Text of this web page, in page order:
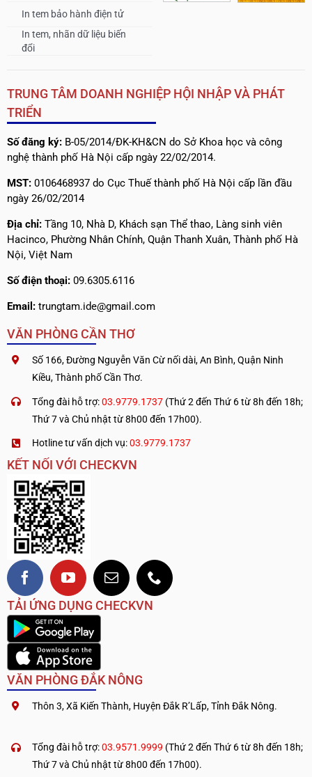
In tem bảo hành điện tử
In tem, nhãn dữ liệu biến
đổi
TRUNG TÂM DOANH NGHIỆP HỘI NHẬP VÀ PHÁT
TRIỂN
Số đăng ký: B-05/2014/ĐK-KH&CN do Sở Khoa học và công
nghệ thành phố Hà Nội cấp ngày 22/02/2014.
MST: 0106468937 do Cục Thuế thành phố Hà Nội cấp lần đầu
ngày 26/02/2014
Địa chỉ: Tầng 10, Nhà D, Khách sạn Thể thao, Làng sinh viên
Hacinco, Phường Nhân Chính, Quận Thanh Xuân, Thành phố Hà
Nội, Việt Nam
Số điện thoại: 09.6305.6116
Email: trungtam.ide@gmail.com
VĂN PHÒNG CẦN THƠ
Số 166, Đường Nguyễn Văn Cừ nối dài, An Bình, Quận Ninh
Kiều, Thành phố Cần Thơ.
Tổng đài hỗ trợ:03.9779.1737 (Thứ 2 đến Thứ 6 từ 8h đến 18h;
Thứ 7 và Chủ nhật từ 8h00 đến 17h00).
Hotline tư vấn dịch vụ:03.9779.1737
KẾT NỐI VỚI CHECKVN
TẢI ỨNG DỤNG CHECKVN
VĂN PHÒNG ĐẮK NÔNG
Thôn 3, Xã Kiến Thành, Huyện Đắk R’Lấp, Tỉnh Đắk Nông.
Tổng đài hỗ trợ:03.9571.9999 (Thứ 2 đến Thứ 6 từ 8h đến 18h;
Thứ 7 và Chủ nhật từ 8h00 đến 17h00).